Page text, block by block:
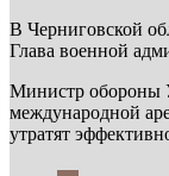
В Черниговской
Глава военной
Министр обороны
международной
утратят